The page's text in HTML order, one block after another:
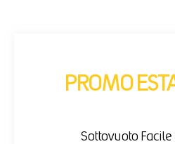
PROMO
Sottovuoto